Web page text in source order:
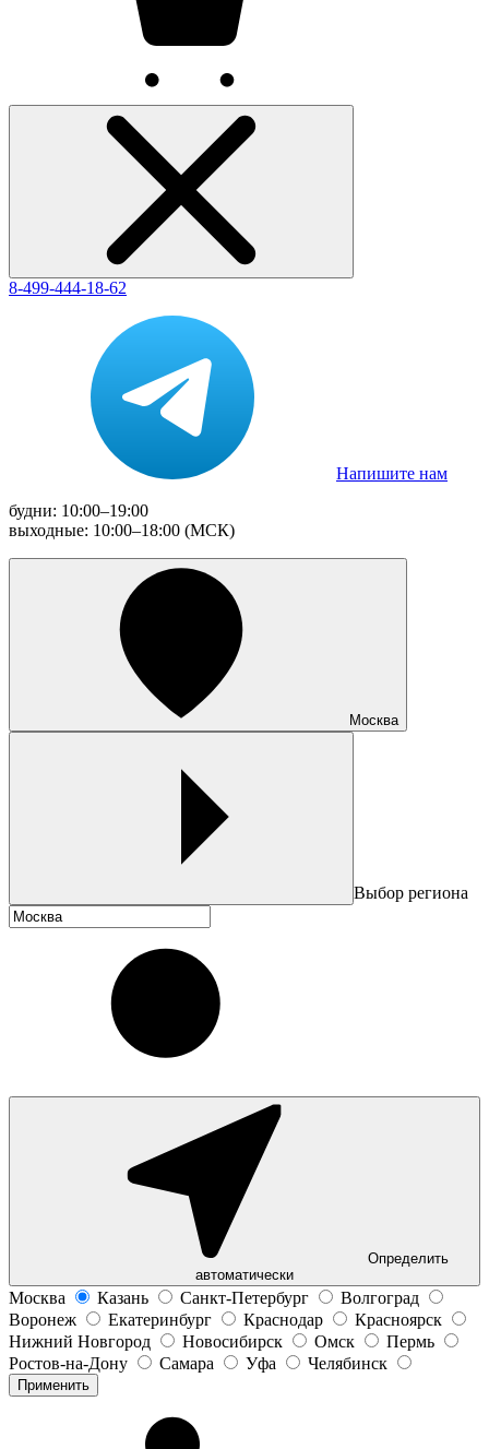
8-499-444-18-62
Напишите нам
будни: 10:00–19:00
выходные: 10:00–18:00 (МСК)
Москва
Выбор региона
Определить
автоматически
Москва Казань Санкт-Петербург
Волгоград
Воронеж
Екатеринбург Краснодар
Красноярск
Нижний Новгород
Новосибирск Омск
Пермь
Ростов-на-Дону
Самара Уфа Челябинск
Применить